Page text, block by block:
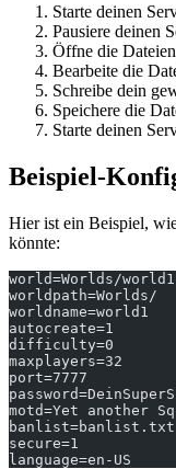
Starte deinen
Pausiere deinen
Öffne die
Bearbeite die
Schreibe dein
Speichere die
Starte deinen
Beispiel-
Hier ist ein Beispiel,
könnte:
world=Worlds/
worldpath=Worlds/
worldname=world1
autocreate=1
difficulty=0
maxplayers=32
port=7777
motd=Yet another
banlist=banlist.txt
secure=1
language=en-US